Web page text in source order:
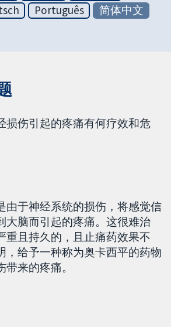
Português
简体中文
损伤引起的疼痛有何疗效和危
由于神经系统的损伤，将感觉信
大脑而引起的疼痛。这很难治
重且持久的，且止痛药效果不
，给予一种称为奥卡西平的药物
来的疼痛。